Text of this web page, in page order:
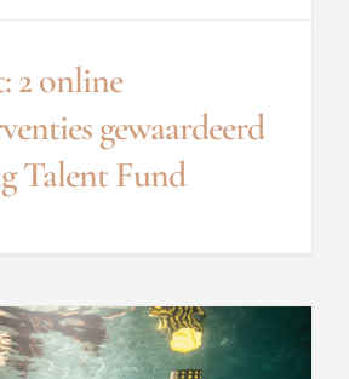
2 online
gewaardeerd
Talent Fund